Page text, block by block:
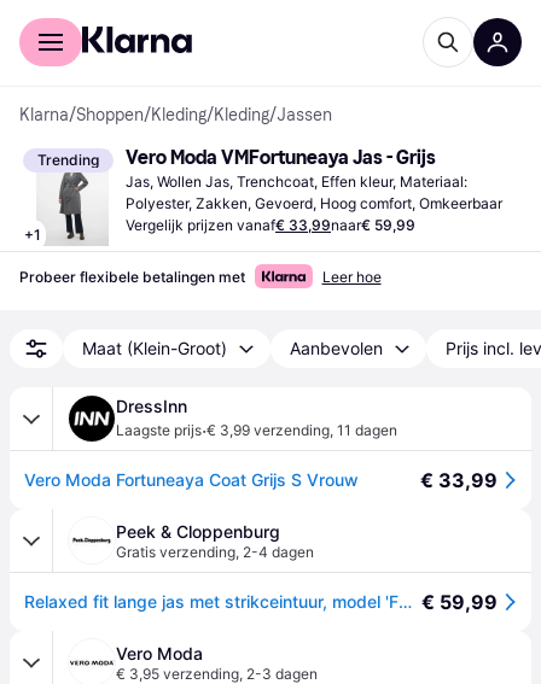
Voor shoppers
Klarna/Shoppen/Kleding/Kleding/Jassen
Trending
+1
Vero Moda VMFortuneaya Jas - Grijs
Jas, Wollen Jas, Trenchcoat, Effen kleur, Materiaal:
Polyester, Zakken, Gevoerd, Hoog comfort, Omkeerbaar
Vergelijk prijzen vanaf€ 33,99naar€ 59,99
Probeer flexibele betalingen met Leer hoe
Maat (Klein-Groot) Aanbevolen Prijs incl.
DressInn
Laagste prijs·€ 3,99 verzending, 11 dagen
Vero Moda Fortuneaya Coat Grijs S Vrouw € 33,99
Peek & Cloppenburg
Gratis verzending, 2-4 dagen
Relaxed fit lange jas met strikceintuur, model 'FORTUNEAYA' - Middengrijs gemêleerd - XS € 59,99
Vero Moda
€ 3,95 verzending, 2-3 dagen